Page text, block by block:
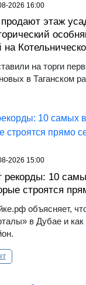
этаж
на торги
в Таганском
2026 16:00
рекорды: 10
строятся
объясняет,
в Дубае и
2026 15:00